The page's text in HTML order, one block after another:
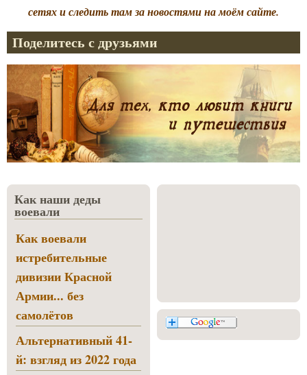
сетях и следить там за новостями на моём сайте.
Поделитесь с друзьями
Как наши деды
воевали
Как воевали
истребительные
дивизии Красной
Армии... без
самолётов
Альтернативный 41-
й: взгляд из 2022 года